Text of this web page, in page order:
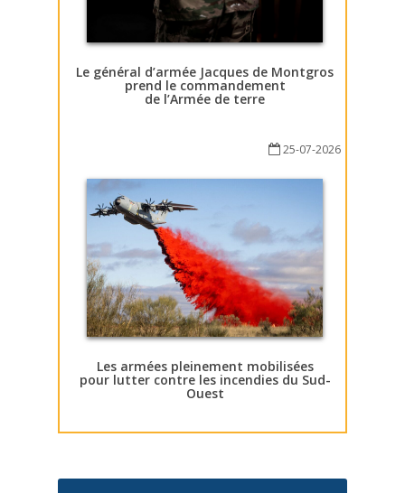
Le général d’armée Jacques de Montgros
prend le commandement
de l’Armée de terre
25-07-2026
Les armées pleinement mobilisées
pour lutter contre les incendies du Sud-
Ouest